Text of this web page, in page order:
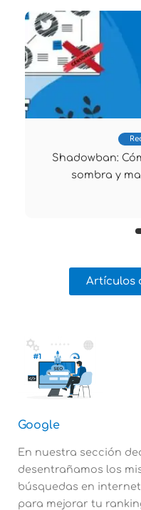
Shadowban:
sombra y
Artículos
Google
En nuestra sección
desentrañamos los
búsquedas en
para mejorar tu